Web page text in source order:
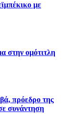
με
ομότιτλη
πρόεδρο της
συνάντηση